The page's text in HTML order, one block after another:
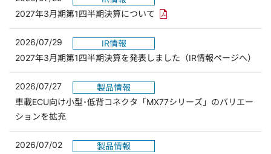
2027年3月期第1四半期決算について PDFリンクを新しいウィンド
2026/07/29
IR情報
2027年3月期第1四半期決算を発表しました（IR情報ページへ）
2026/07/27
製品情報
車載ECU向け小型･低背コネクタ「MX77シリーズ」のバリエー
ションを拡充
2026/07/02
製品情報